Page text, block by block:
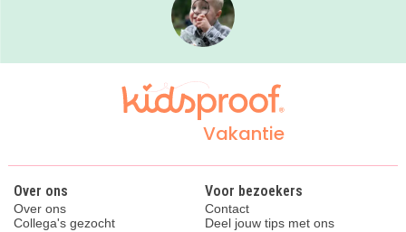
Vakantie
Over ons
Over ons
Collega's gezocht
Voor bezoekers
Contact
Deel jouw tips met ons